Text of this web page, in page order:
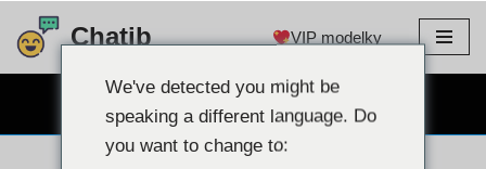
Preskočiť
Chatib VIP modelky
BEZPLATNÝ WEBKAMEROVÝ CHAT
We've detected you might be
speaking a different language. Do
you want to change to: